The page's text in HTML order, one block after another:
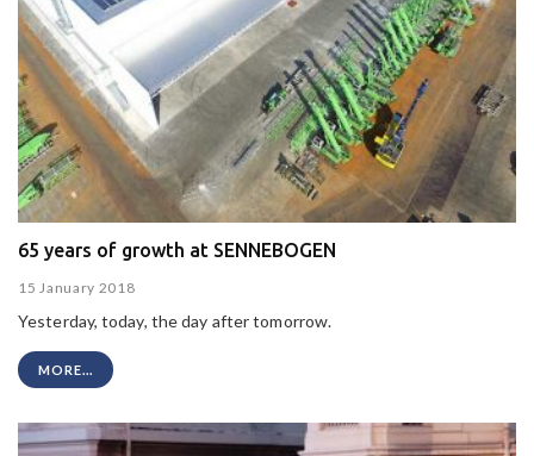
65 years of growth at SENNEBOGEN
15 January 2018
Yesterday, today, the day after tomorrow.
MORE...